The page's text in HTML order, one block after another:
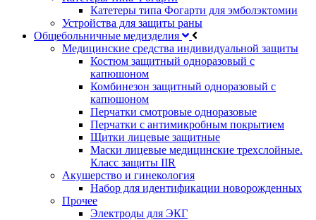
Катетеры типа Фогарти для эмболэктомии
Устройства для защиты раны
Общебольничные медизделия
Медицинские средства индивидуальной защиты
Костюм защитный одноразовый с
капюшоном
Комбинезон защитный одноразовый с
капюшоном
Перчатки смотровые одноразовые
Перчатки с антимикробным покрытием
Щитки лицевые защитные
Маски лицевые медицинские трехслойные.
Класс защиты IIR
Акушерство и гинекология
Набор для идентификации новорожденных
Прочее
Электроды для ЭКГ